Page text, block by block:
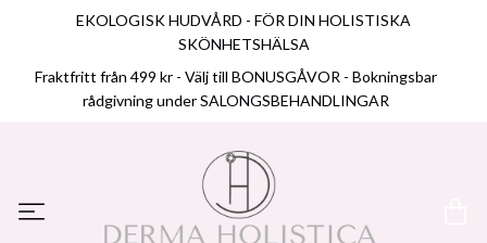
EKOLOGISK HUDVÅRD - FÖR DIN HOLISTISKA
SKÖNHETSHÄLSA
Fraktfritt från 499 kr - Välj till BONUSGÅVOR - Bokningsbar
rådgivning under SALONGSBEHANDLINGAR